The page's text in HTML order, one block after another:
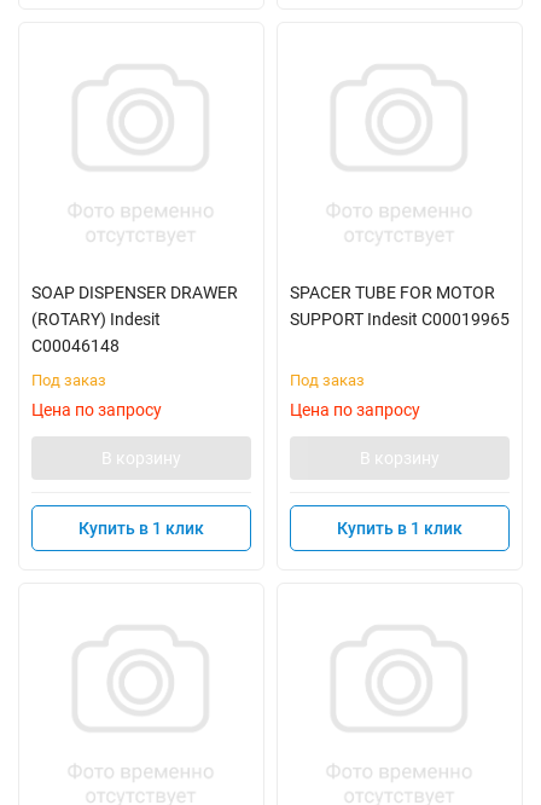
SOAP DISPENSER DRAWER
(ROTARY) Indesit
C00046148
Под заказ
Цена по запросу
В корзину
Купить в 1 клик
SPACER TUBE FOR MOTOR
SUPPORT Indesit C00019965
Под заказ
Цена по запросу
В корзину
Купить в 1 клик